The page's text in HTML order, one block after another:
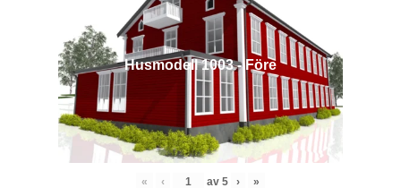
Husmodell 1003 - Före
« ‹ av 5 › »